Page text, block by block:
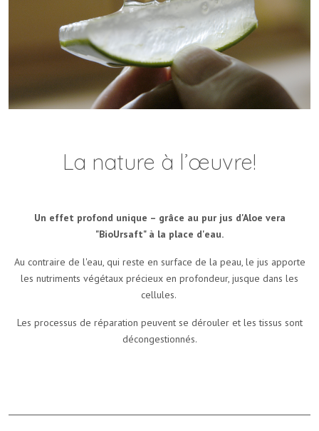
La nature à l’œuvre!
Un effet profond unique – grâce au pur jus d'Aloe vera
"BioUrsaft" à la place d'eau.
Au contraire de l'eau, qui reste en surface de la peau, le jus apporte
les nutriments végétaux précieux en profondeur, jusque dans les
cellules.
Les processus de réparation peuvent se dérouler et les tissus sont
décongestionnés.